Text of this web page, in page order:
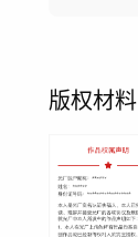
版权材料